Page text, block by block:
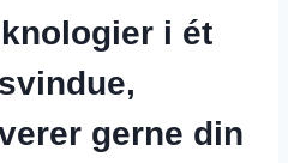
i ét
gerne din